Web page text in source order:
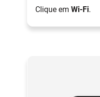
Clique em Wi-Fi.